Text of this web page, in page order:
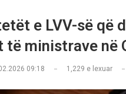
e LVV-së që
të ministrave në
09:18 1,229 e lexuar